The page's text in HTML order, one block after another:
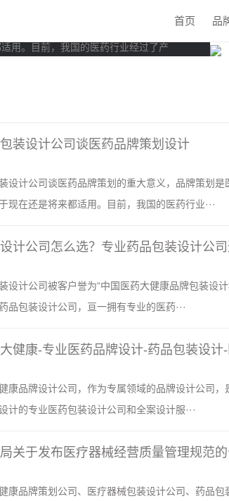
首页 品
用。目前，我国的医药行业经过了产
装设计公司谈医药品牌策划设计
设计公司谈医药品牌策划的重大意义，品牌策划
现在还是将来都适用。目前，我国的医药行业···
计公司怎么选？专业药品包装设计公
设计公司被客户誉为“中国医药大健康品牌包装设
品包装设计公司，亘一拥有专业的医药···
康品牌设计公司，作为专属领域的品牌设计公司，
计的专业医药包装设计公司和全案设计服···
关于发布医疗器械经营质量管理规范的
康品牌策划公司、医疗器械包装设计公司、药品